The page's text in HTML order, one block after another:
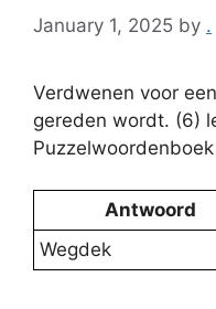
January 1, 2025 by .
Verdwenen voor
gereden wordt. (6)
Antwoord
Wegdek